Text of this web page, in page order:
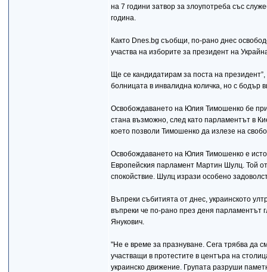
на 7 години затвор за злоупотреба със
година.
Както Dnes.bg съобщи, по-рано днес
участва на изборите за президент на
Ще се кандидатирам за поста на
болницата в инвалидна количка, но с бодър
Освобождаването на Юлия Тимошенко бе
стана възможно, след като парламентът в
което позволи Тимошенко да излезе на
Освобождаването на Юлия Тимошенко е
Европейския парламент Мартин Шулц. Той
спокойствие. Шулц изрази особено
Въпреки събитията от днес, украинското
въпреки че по-рано през деня парламентът
Янукович.
"Не е време за празнуване. Сега трябва да
участващи в протестите в центъра на
украинско движение. Групата разруши